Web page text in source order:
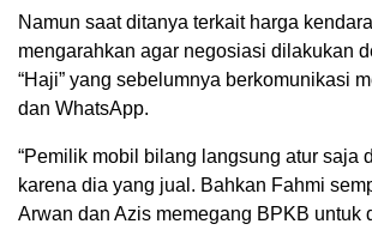
Namun saat ditanya terkait harga
mengarahkan agar negosiasi dilakukan
“Haji” yang sebelumnya berkomunikasi
dan WhatsApp.
“Pemilik mobil bilang langsung atur saja
karena dia yang jual. Bahkan Fahmi
Arwan dan Azis memegang BPKB untuk